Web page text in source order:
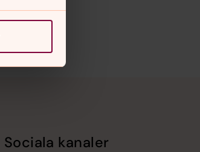
Sociala kanaler